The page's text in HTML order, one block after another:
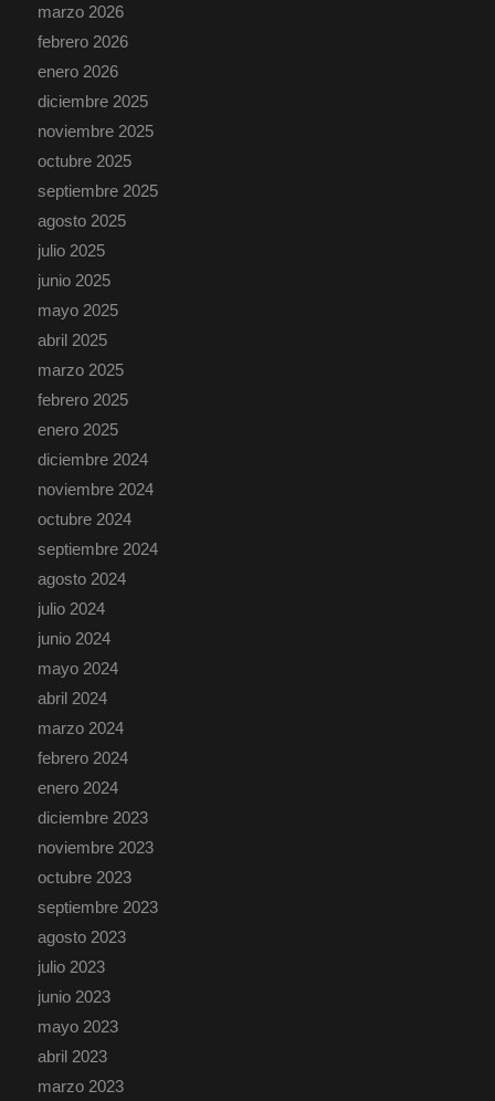
marzo 2026
febrero 2026
enero 2026
diciembre 2025
noviembre 2025
octubre 2025
septiembre 2025
agosto 2025
julio 2025
junio 2025
mayo 2025
abril 2025
marzo 2025
febrero 2025
enero 2025
diciembre 2024
noviembre 2024
octubre 2024
septiembre 2024
agosto 2024
julio 2024
junio 2024
mayo 2024
abril 2024
marzo 2024
febrero 2024
enero 2024
diciembre 2023
noviembre 2023
octubre 2023
septiembre 2023
agosto 2023
julio 2023
junio 2023
mayo 2023
abril 2023
marzo 2023